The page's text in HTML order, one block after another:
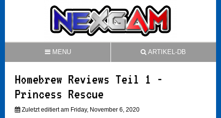
MENU ARTIKEL-DB
Homebrew Reviews Teil 1 -
Princess Rescue
Zuletzt editiert am Friday, November 6, 2020